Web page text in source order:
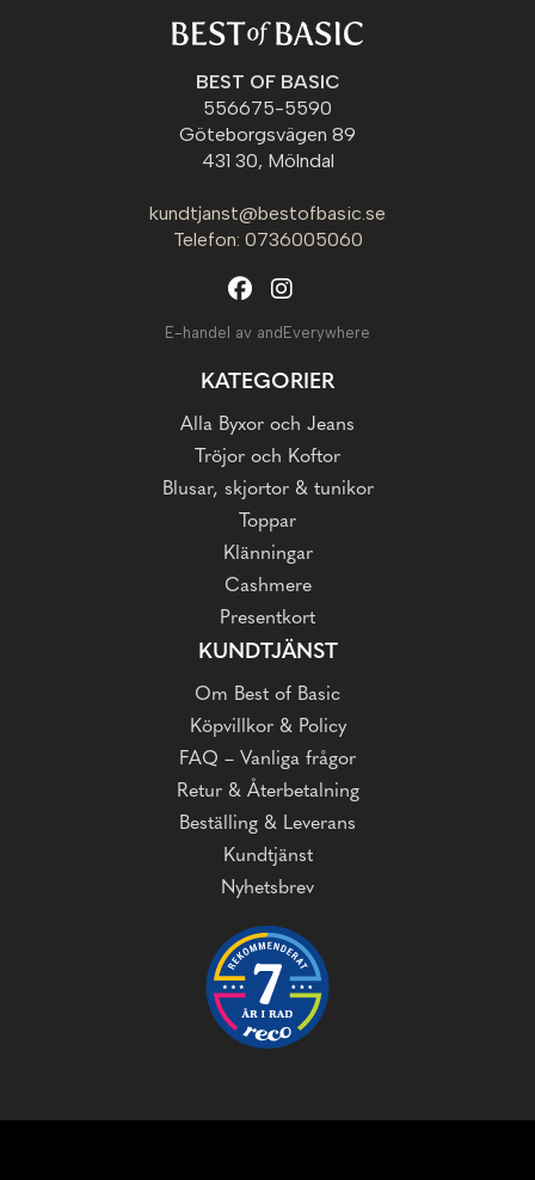
BEST OF BASIC
556675-5590
Göteborgsvägen 89
431 30, Mölndal
kundtjanst@bestofbasic.se
Telefon: 0736005060
E-handel av andEverywhere
KATEGORIER
Alla Byxor och Jeans
Tröjor och Koftor
Blusar, skjortor & tunikor
Toppar
Klänningar
Cashmere
Presentkort
KUNDTJÄNST
Om Best of Basic
Köpvillkor & Policy
FAQ – Vanliga frågor
Retur & Återbetalning
Beställing & Leverans
Kundtjänst
Nyhetsbrev